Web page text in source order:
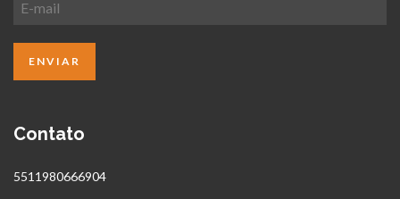
Contato
5511980666904